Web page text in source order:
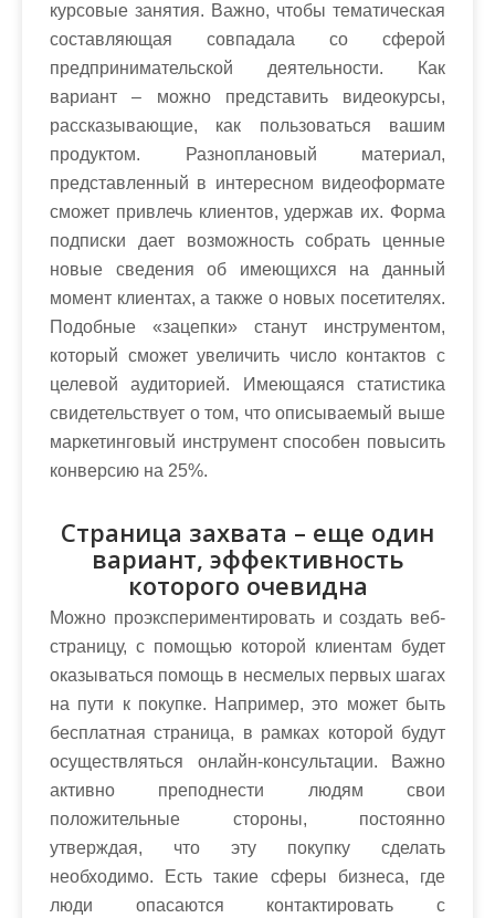
курсовые занятия. Важно, чтобы тематическая
составляющая совпадала со сферой
предпринимательской деятельности. Как
вариант – можно представить видеокурсы,
рассказывающие, как пользоваться вашим
продуктом. Разноплановый материал,
представленный в интересном видеоформате
сможет привлечь клиентов, удержав их. Форма
подписки дает возможность собрать ценные
новые сведения об имеющихся на данный
момент клиентах, а также о новых посетителях.
Подобные «зацепки» станут инструментом,
который сможет увеличить число контактов с
целевой аудиторией. Имеющаяся статистика
свидетельствует о том, что описываемый выше
маркетинговый инструмент способен повысить
конверсию на 25%.
Страница захвата – еще один
вариант, эффективность
которого очевидна
Можно проэкспериментировать и создать веб-
страницу, с помощью которой клиентам будет
оказываться помощь в несмелых первых шагах
на пути к покупке. Например, это может быть
бесплатная страница, в рамках которой будут
осуществляться онлайн-консультации. Важно
активно преподнести людям свои
положительные стороны, постоянно
утверждая, что эту покупку сделать
необходимо. Есть такие сферы бизнеса, где
люди опасаются контактировать с